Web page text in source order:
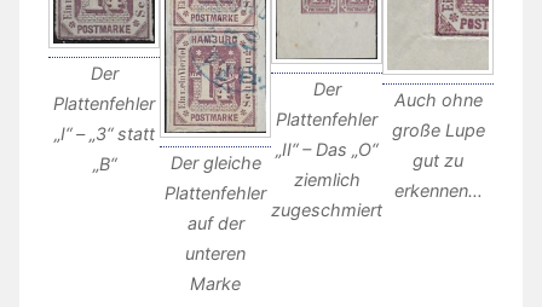
Der
Plattenfehler
„I“ – „3“ statt
„B“
Der gleiche
Plattenfehler
auf der
unteren
Marke
Der
Plattenfehler
„II“ – Das „O“
ziemlich
zugeschmiert
Auch ohne
große Lupe
gut zu
erkennen…